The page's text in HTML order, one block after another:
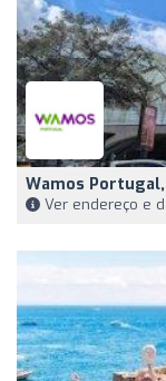
Wamos Portugal,
Ver endereço e